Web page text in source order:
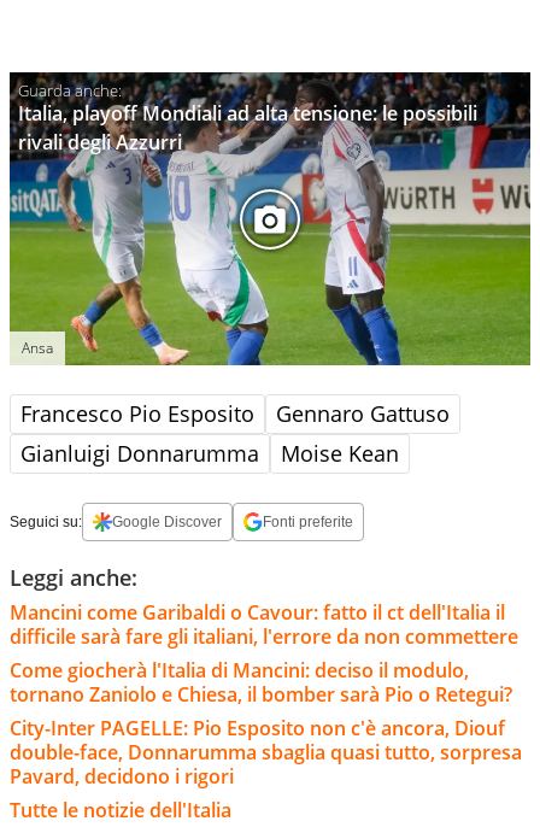
Italia, playoff Mondiali ad alta tensione: le possibili
rivali degli Azzurri
Ansa
Francesco Pio Esposito
Gennaro Gattuso
Gianluigi Donnarumma
Moise Kean
Seguici su: Google Discover Fonti preferite
Leggi anche:
Mancini come Garibaldi o Cavour: fatto il ct dell'Italia il
difficile sarà fare gli italiani, l'errore da non commettere
Come giocherà l'Italia di Mancini: deciso il modulo,
tornano Zaniolo e Chiesa, il bomber sarà Pio o Retegui?
City-Inter PAGELLE: Pio Esposito non c'è ancora, Diouf
double-face, Donnarumma sbaglia quasi tutto, sorpresa
Pavard, decidono i rigori
Tutte le notizie dell'Italia